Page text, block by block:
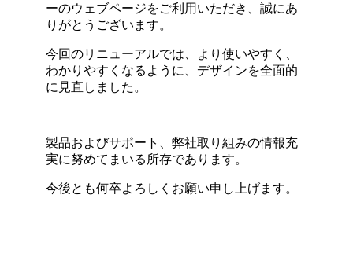
ーのウェブページをご利用いただき、誠にあ
りがとうございます。
今回のリニューアルでは、より使いやすく、
わかりやすくなるように、デザインを全面的
に見直しました。
製品およびサポート、弊社取り組みの情報充
実に努めてまいる所存であります。
今後とも何卒よろしくお願い申し上げます。